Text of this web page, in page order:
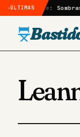
ÚLTIMAS
Elize: Sombras de